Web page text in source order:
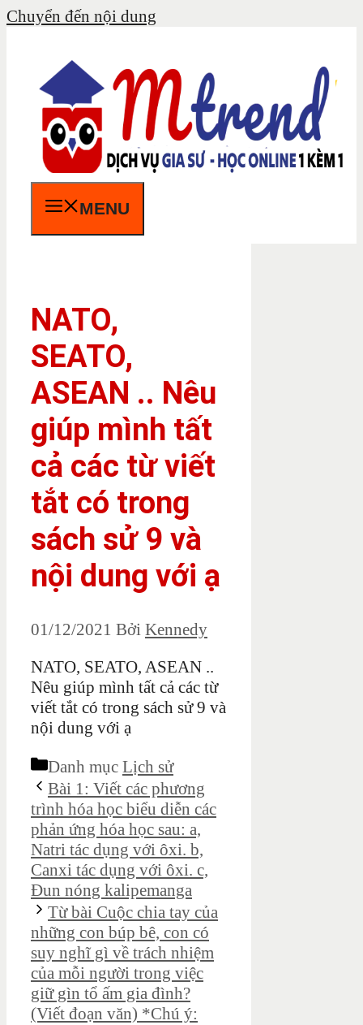
Chuyển đến nội dung
MENU
NATO,
SEATO,
ASEAN .. Nêu
giúp mình tất
cả các từ viết
tắt có trong
sách sử 9 và
nội dung với ạ
01/12/2021 Bởi Kennedy
NATO, SEATO, ASEAN ..
Nêu giúp mình tất cả các từ
viết tắt có trong sách sử 9 và
nội dung với ạ
Danh mục Lịch sử
Bài 1: Viết các phương
trình hóa học biểu diễn các
phản ứng hóa học sau: a,
Natri tác dụng với ôxi. b,
Canxi tác dụng với ôxi. c,
Đun nóng kalipemanga
Từ bài Cuộc chia tay của
những con búp bê, con có
suy nghĩ gì về trách nhiệm
của mỗi người trong việc
giữ gìn tổ ấm gia đình?
(Viết đoạn văn) *Chú ý: